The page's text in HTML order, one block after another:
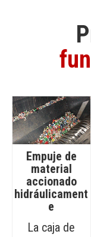
Empuje de
material
accionado
hidráulicament
e
La caja de